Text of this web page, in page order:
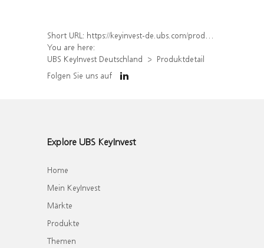
Short URL: https://keyinvest-de.ubs.com/produkt/detail/index/isin/DE000UK3TZK1
You are here:
UBS KeyInvest Deutschland
Produktdetail
Folgen Sie uns auf
Explore UBS KeyInvest
Home
Mein KeyInvest
Märkte
Produkte
Themen